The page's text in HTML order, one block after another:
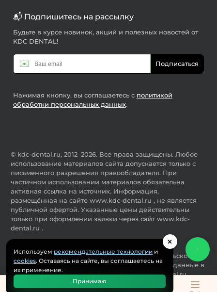
📬 Подпишитесь на рассылку
Будьте в курсе новинок, акций и полезных новостей от
KDC DENTAL!
✉️ Подписаться
Нажимая кнопку, вы соглашаетесь с политикой
обработки персональных данных.
© kdc-dental.ru, 2012–2026. Все права защищены. Любое
использование материалов сайта допускается только с
письменного разрешения правообладателя. При
частичном использовании материалов обязательна
активная ссылка на источник. Информация,
размещённая на сайте www.kdc-dental.ru , не является
публичной офертой. Указанные цены действительны
только при оформлении заявки через сайт www.kdc-
dental.ru .
Вы принимаете условия политики в отношении
обработки персональных данных и пользовательского
соглашения каждый раз, когда оставляете свои данные в
любой форме обратной связи на сайте kdc-dental.ru.
Разработка и продвижение сайта
×
Используем рекомендательные технологии и
cookies. Оставаясь на сайте, вы соглашаетесь на
их применение.
Принимаю